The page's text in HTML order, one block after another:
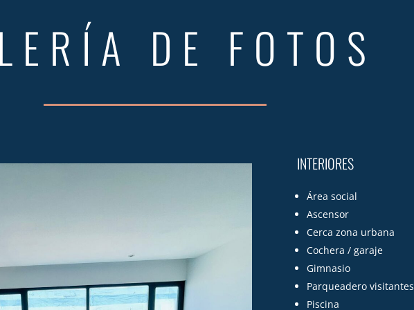
DE FOTOS
INTERIORES
Área social
Ascensor
Cerca zona urbana
Cochera / garaje
Gimnasio
Parqueadero visitantes
Piscina